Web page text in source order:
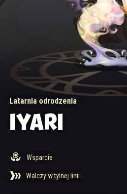
Latarnia odrodzenia
IYARI
Wsparcie
Walczy w tylnej linii